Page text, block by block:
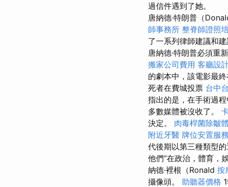
過信件遇到了她。
唐納德·特朗普（
師事務所 整脊師證照
了一系列律師建議和建
唐納德·特朗普必須重
搬家公司費用 客廳設
的劇本中，該電影最
死者在費城投票 台中
指出的是，在手術過
多數媒體被沒收了。
決定。 肉毒桿菌除皺
附近牙醫 牌位安置服
代後期以第三種類型
他們“在政治，體育，
納德·裡根（Ronald 按
攝像頭。 助聽器價格